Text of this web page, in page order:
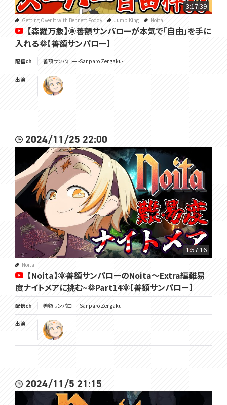
3:17:39
Getting Over It with Bennett Foddy Jump King Noita
【森羅万象】🌞善額サンパローが本気で「自由」を手に
入れる🌞【善額サンパロー】
配信ch 善額サンパロー -Sanparo Zengaku-
出演
2024/11/25 22:00
1:57:16
Noita
【Noita】🌞善額サンパローのNoita～Extra編難易
度ナイトメアに挑む~🌞Part14🌞【善額サンパロー】
配信ch 善額サンパロー -Sanparo Zengaku-
出演
2024/11/5 21:15